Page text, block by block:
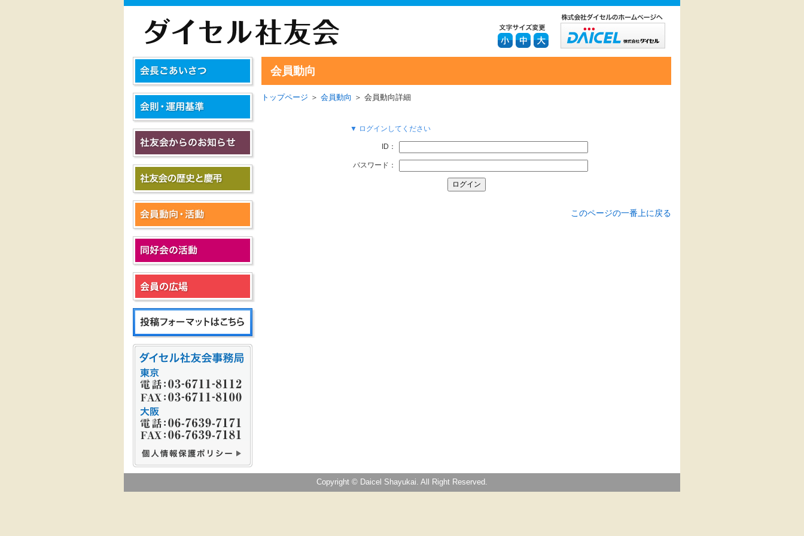
会員動向
トップページ ＞ 会員動向 ＞ 会員動向詳細
▼ ログインしてください
ID：
パスワード：
このページの一番上に戻る
Copyright © Daicel Shayukai. All Right Reserved.